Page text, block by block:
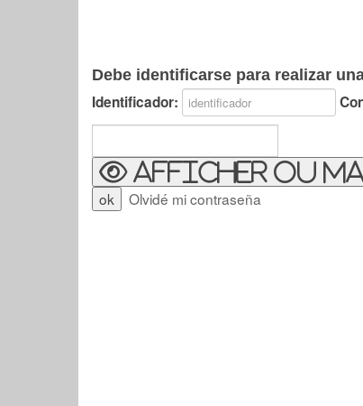
Debe identificarse para realizar
Identificador:
Afficher ou
Olvidé mi contraseña